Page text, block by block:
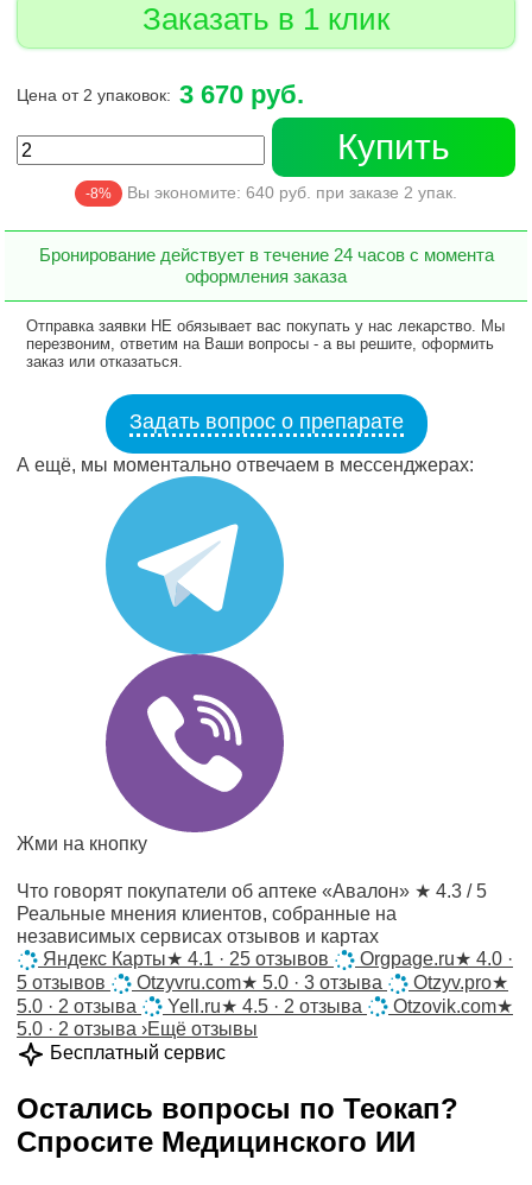
Заказать в 1 клик
Цена от 2 упаковок: 3 670 руб.
Купить
-8% Вы экономите: 640 руб. при заказе 2 упак.
Бронирование действует в течение 24 часов с момента
оформления заказа
Отправка заявки НЕ обязывает вас покупать у нас лекарство. Мы
перезвоним, ответим на Ваши вопросы - а вы решите, оформить
заказ или отказаться.
Задать вопрос о препарате
А ещё, мы моментально отвечаем в мессенджерах:
Жми на кнопку
Что говорят покупатели об аптеке «Авалон» ★ 4.3 / 5
Реальные мнения клиентов, собранные на
независимых сервисах отзывов и картах
Яндекс Карты★ 4.1 · 25 отзывов Orgpage.ru★ 4.0 ·
5 отзывов
Otzyvru.com★ 5.0 · 3 отзыва Otzyv.pro★
5.0 · 2 отзыва
Yell.ru★ 4.5 · 2 отзыва Otzovik.com★
5.0 · 2 отзыва ›Ещё отзывы
Бесплатный сервис
Остались вопросы по Теокап?
Спросите Медицинского ИИ